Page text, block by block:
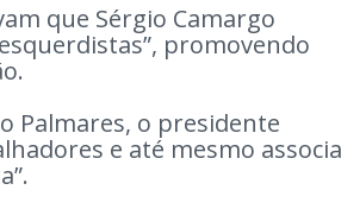
que Sérgio Camargo
promovendo
Palmares, o presidente
e até mesmo associa